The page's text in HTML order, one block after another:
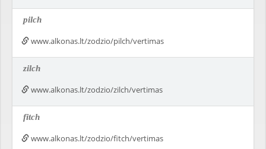
pilch
www.alkonas.lt/zodzio/pilch/vertimas
zilch
www.alkonas.lt/zodzio/zilch/vertimas
fitch
www.alkonas.lt/zodzio/fitch/vertimas